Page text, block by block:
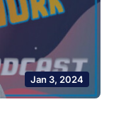
Jan 3, 2024